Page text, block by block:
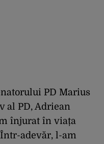
PD Marius
al PD, Adriean
înjurat în viața
adevăr, l-am